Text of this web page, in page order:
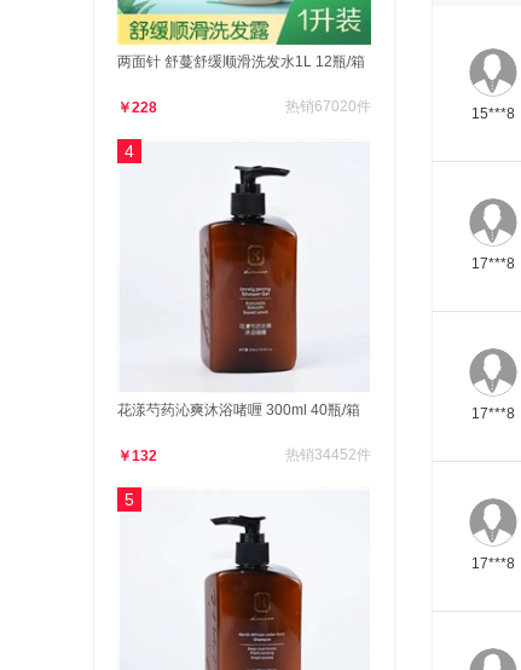
15***8
17***8
17***8
17***8
两面针 舒蔓舒缓顺滑洗发水1L 12瓶/箱
热销67020件
￥228
4
花漾芍药沁爽沐浴啫喱 300ml 40瓶/箱
热销34452件
￥132
5